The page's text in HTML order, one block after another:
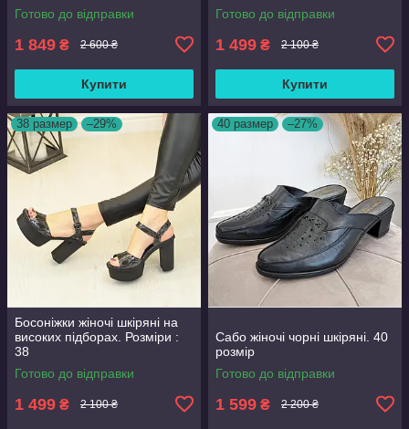
Готово до відправки
1 849 ₴ 2 600 ₴
Купити
Готово до відправки
1 499 ₴ 2 100 ₴
Купити
38 размер –29%
Босоніжки жіночі шкіряні на
високих підборах. Розміри :
38
Готово до відправки
1 499 ₴ 2 100 ₴
40 размер –27%
Сабо жіночі чорні шкіряні. 40
розмір
Готово до відправки
1 599 ₴ 2 200 ₴